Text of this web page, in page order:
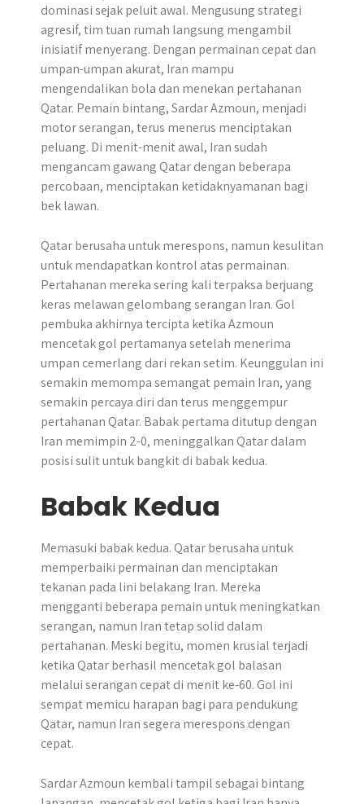
dominasi sejak peluit awal. Mengusung strategi
agresif, tim tuan rumah langsung mengambil
inisiatif menyerang. Dengan permainan cepat dan
umpan-umpan akurat, Iran mampu
mengendalikan bola dan menekan pertahanan
Qatar. Pemain bintang, Sardar Azmoun, menjadi
motor serangan, terus menerus menciptakan
peluang. Di menit-menit awal, Iran sudah
mengancam gawang Qatar dengan beberapa
percobaan, menciptakan ketidaknyamanan bagi
bek lawan.
Qatar berusaha untuk merespons, namun kesulitan
untuk mendapatkan kontrol atas permainan.
Pertahanan mereka sering kali terpaksa berjuang
keras melawan gelombang serangan Iran. Gol
pembuka akhirnya tercipta ketika Azmoun
mencetak gol pertamanya setelah menerima
umpan cemerlang dari rekan setim. Keunggulan ini
semakin memompa semangat pemain Iran, yang
semakin percaya diri dan terus menggempur
pertahanan Qatar. Babak pertama ditutup dengan
Iran memimpin 2-0, meninggalkan Qatar dalam
posisi sulit untuk bangkit di babak kedua.
Babak Kedua
Memasuki babak kedua. Qatar berusaha untuk
memperbaiki permainan dan menciptakan
tekanan pada lini belakang Iran. Mereka
mengganti beberapa pemain untuk meningkatkan
serangan, namun Iran tetap solid dalam
pertahanan. Meski begitu, momen krusial terjadi
ketika Qatar berhasil mencetak gol balasan
melalui serangan cepat di menit ke-60. Gol ini
sempat memicu harapan bagi para pendukung
Qatar, namun Iran segera merespons dengan
cepat.
Sardar Azmoun kembali tampil sebagai bintang